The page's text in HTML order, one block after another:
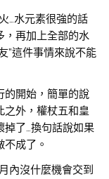
…水元素很強的話
，再加上全部的水
”這件事情來說不能
的開始，簡單的說
之外，權杖五和皇
掉了…換句話說如果
成了。
內沒什麼機會交到